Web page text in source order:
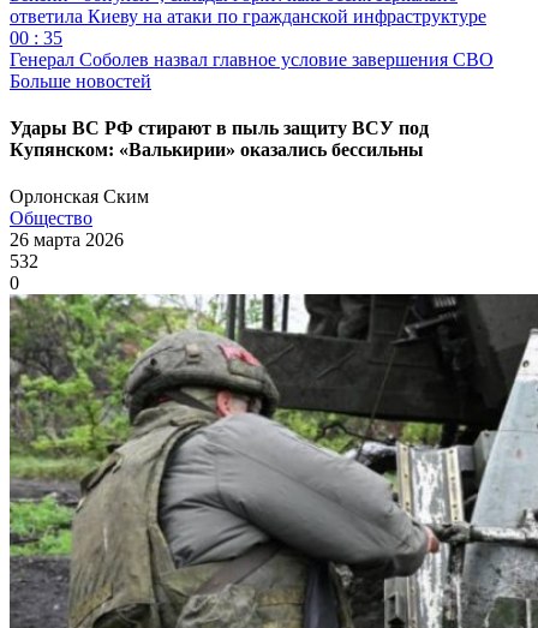
ответила Киеву на атаки по гражданской инфраструктуре
00 : 35
Генерал Соболев назвал главное условие завершения СВО
Больше новостей
Удары ВС РФ стирают в пыль защиту ВСУ под
Купянском: «Валькирии» оказались бессильны
Орлонская Ским
Общество
26 марта 2026
532
0